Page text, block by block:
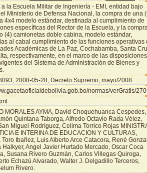
a la Escuela Militar de Ingeniería - EMI, entidad bajo
Ministerio de Defensa Nacional, la compra de una
4x4 modelo estándar, destinada al cumplimiento de
específicas del Rector de la Escuela, y la
(4) camionetas doble cabina, modelo estándar,
al cabal cumplimiento de las funciones operativas
Académicas de La Paz, Cochabamba, Santa
respectivamente, en el marco de las
del Sistema de Administración de Bienes y
2008-05-28, Decreto Supremo, mayo/2008
normas/verGratis/
MORALES AYMA, David Choquehuanca Cespedes,
Quintana Taborga, Alfredo Octavio Rada Vélez,
Miguel Rodríguez, Celima Torrico Rojas
E INTERINA DE EDUCACION Y CULTURAS,
Toro Ibañez, Luis Alberto Arce Catacora, René
Halkyer, Angel Javier Hurtado Mercado, Oscar Coca
Susana Rivero Guzmán, Carlos Villegas Quiroga,
Echazú Alvarado, Walter J. Delgadillo Terceros,
Rivero.